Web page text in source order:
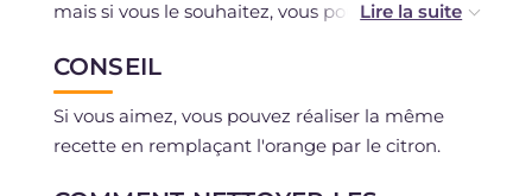
mais si vous le souhaitez, vous pouvez les
hermétique et placées au réfrigérateur,
pendant un jour au maximum.
Il est conseillé de ne pas congeler les moules à
l’orange et gingembre.
CONSEIL
Si vous aimez, vous pouvez réaliser la même
recette en remplaçant l'orange par le citron.